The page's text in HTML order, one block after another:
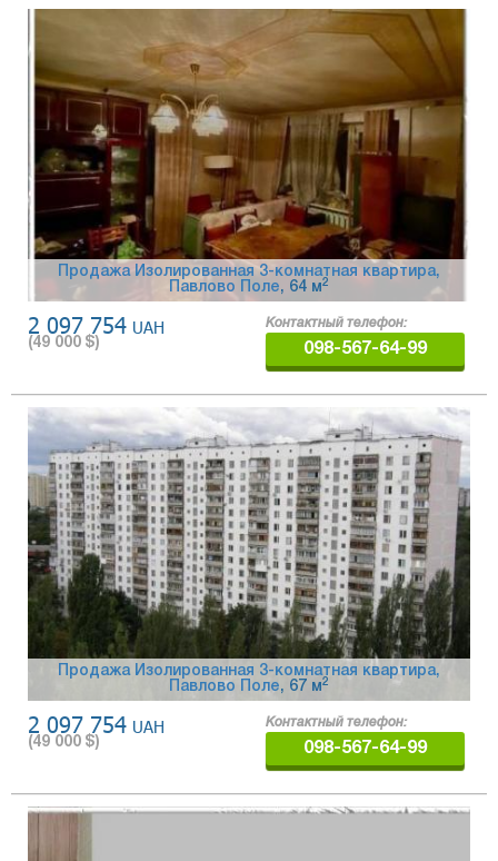
Продажа Изолированная 3-комнатная квартира,
Павлово Поле, 64 м 2
2 097 754 UAH
(49 000 $)
Контактный телефон:
098-567-64-99
Продажа Изолированная 3-комнатная квартира,
Павлово Поле, 67 м 2
2 097 754 UAH
(49 000 $)
Контактный телефон:
098-567-64-99